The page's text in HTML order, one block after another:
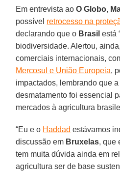
Em entrevista aoO Globo,
possível retrocesso na
declarando que o Brasil está
biodiversidade. Alertou,
comerciais internacionais,
Mercosul e União Europeia,
impactados, lembrando que
desmatamento foi essencial
mercados à agricultura
“Eu e o Haddad estávamos
discussão em Bruxelas, que
tem muita dúvida ainda em
agricultura ser de base